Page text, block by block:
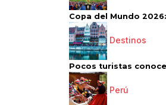
Copa del Mundo
Destinos
Pocos turistas
Perú